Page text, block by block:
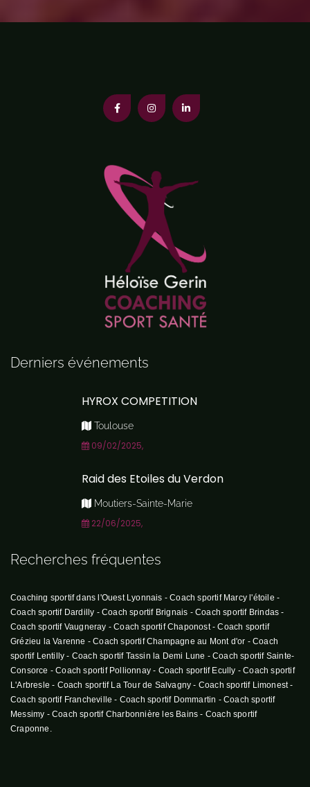
Derniers événements
HYROX COMPETITION
Toulouse
09/02/2025,
Raid des Etoiles du Verdon
Moutiers-Sainte-Marie
22/06/2025,
Recherches fréquentes
Coaching sportif dans l'Ouest Lyonnais -Coach sportif Marcy l'étoile -
Coach sportif Dardilly -Coach sportif Brignais -Coach sportif Brindas -
Coach sportif Vaugneray -Coach sportif Chaponost-Coach sportif
Grézieu la Varenne -Coach sportif Champagne au Mont d'or -Coach
sportif Lentilly - Coach sportif Tassin la Demi Lune -Coach sportif Sainte-
Consorce -Coach sportif Pollionnay - Coach sportif Ecully -Coach sportif
L'Arbresle - Coach sportif La Tour de Salvagny - Coach sportif Limonest-
Coach sportif Francheville - Coach sportif Dommartin -Coach sportif
Messimy -Coach sportif Charbonnière les Bains - Coach sportif
Craponne